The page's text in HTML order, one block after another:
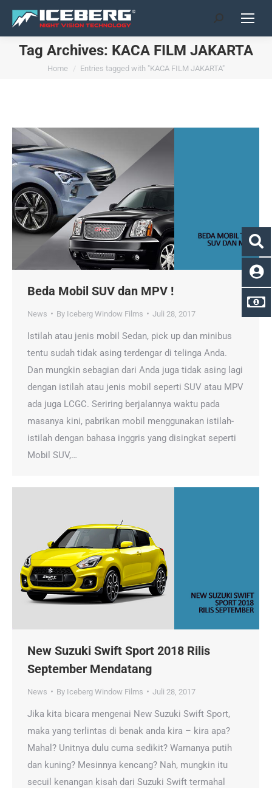
Search:
Tag Archives: KACA FILM JAKARTA
You are here:
Home Entries tagged with "KACA FILM JAKARTA"
Beda Mobil SUV dan MPV !
News By Iceberg Window Films Juli 28, 2017
Istilah atau jenis mobil Sedan, pick up dan minibus
tentu sudah tidak asing terdengar di telinga Anda.
Dan mungkin sebagian dari Anda juga tidak asing lagi
dengan istilah atau jenis mobil seperti SUV atau MPV
ada juga LCGC. Seriring berjalannya waktu pada
masanya kini, pabrikan mobil menggunakan istilah-
istilah dengan bahasa inggris yang disingkat seperti
Mobil SUV,…
New Suzuki Swift Sport 2018 Rilis
September Mendatang
News By Iceberg Window Films Juli 28, 2017
Jika kita bicara mengenai New Suzuki Swift Sport,
maka yang terlintas di benak anda kira – kira apa?
Mahal? Unitnya dulu cuma sedikit? Warnanya putih
dan kuning? Mesinnya kencang? Nah, mungkin itu
secuil kenangan kisah dari Suzuki Swift termahal